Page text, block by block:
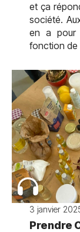
et ça
société.
en a pour
fonction de
3 janvier
Prendre